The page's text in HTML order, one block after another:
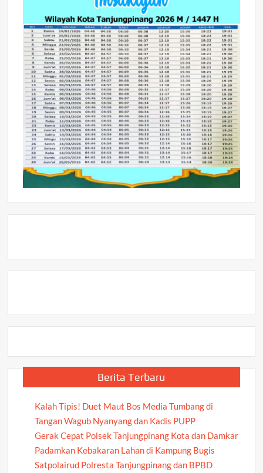
Berita Terbaru
Kalah Tipis! Duet Maut Bos Media Tumbang di
Tangan Wagub Nyanyang dan Kadis PUPP
Gerak Cepat Polsek Tanjungpinang Kota dan Damkar
Padamkan Kebakaran Lahan di Kampung Bugis
Satpolairud Polresta Tanjungpinang dan BPBD